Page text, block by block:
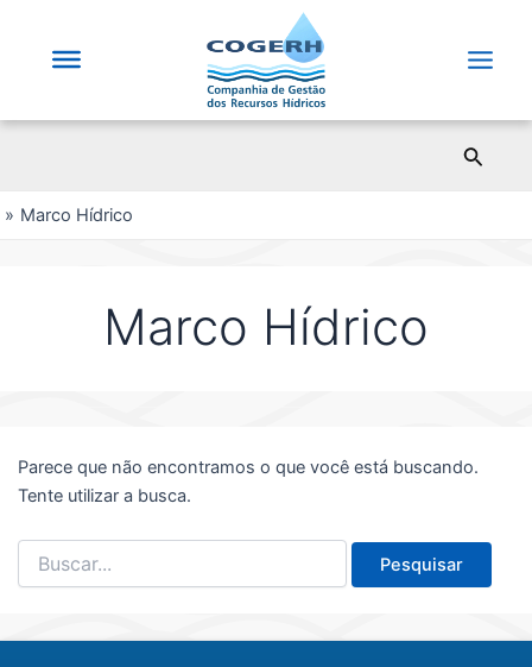
Marco Hídrico
Marco Hídrico
Parece que não encontramos o que você está buscando.
Tente utilizar a busca.
Pesquisar
por: